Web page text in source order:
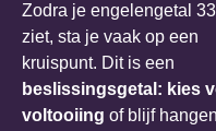
Zodra je engelengetal
ziet, sta je vaak op een
kruispunt. Dit is een
beslissingsgetal: kies
voltooiing of blijf